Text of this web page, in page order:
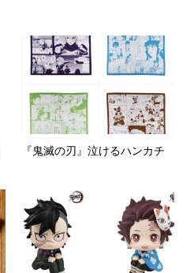
『鬼滅の刃』泣けるハンカチ